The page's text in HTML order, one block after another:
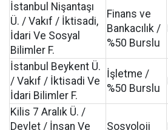
İstanbul Nişantaşı
Ü. / Vakıf / İktisadi,
İdari Ve Sosyal
Bilimler F.
Finans ve
Bankacılık /
%50 Burslu
İstanbul Beykent Ü.
/ Vakıf / İktisadi Ve
İdari Bilimler F.
İşletme /
%50 Burslu
Kilis 7 Aralık Ü. /
Devlet / İnsan Ve
Sosyoloji